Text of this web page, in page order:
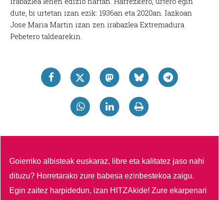
dute, bi urtetan izan ezik: 1936an eta 2020an. Iazkoan
Jose Maria Martin izan zen irabazlea Extremadura
Pebetero taldearekin.
Goierriko albisteak euskaraz, libre eta kalitatez jaso nahi
dituzu? Horretarako zure babesa ezinbestekoa zaigu.
Egin zaitez harpidedun, izan HITZAkide!Zure ekarpenari